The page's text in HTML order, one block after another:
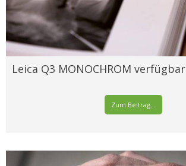
Leica Q3 MONOCHROM verfügbar
Zum Beitrag...